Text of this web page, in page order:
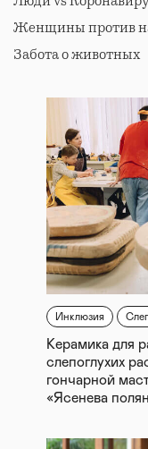
Женщины против
Забота о животных
Инклюзия
Керамика для
слепоглухих
гончарной
«Ясенева